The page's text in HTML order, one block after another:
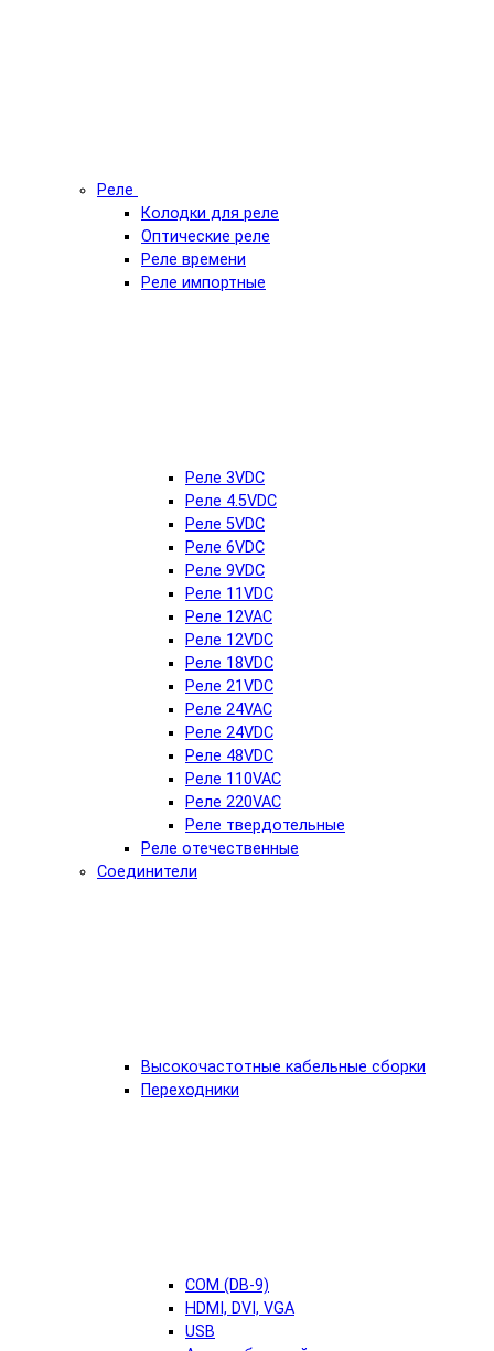
Реле
Колодки для реле
Оптические реле
Реле времени
Реле импортные
Реле 3VDC
Реле 4.5VDC
Реле 5VDC
Реле 6VDC
Реле 9VDC
Реле 11VDC
Реле 12VAC
Реле 12VDC
Реле 18VDC
Реле 21VDC
Реле 24VAC
Реле 24VDC
Реле 48VDC
Реле 110VAC
Реле 220VAC
Реле твердотельные
Реле отечественные
Соединители
Высокочастотные кабельные сборки
Переходники
COM (DB-9)
HDMI, DVI, VGA
USB